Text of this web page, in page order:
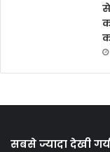
सबसे ज्यादा देखी